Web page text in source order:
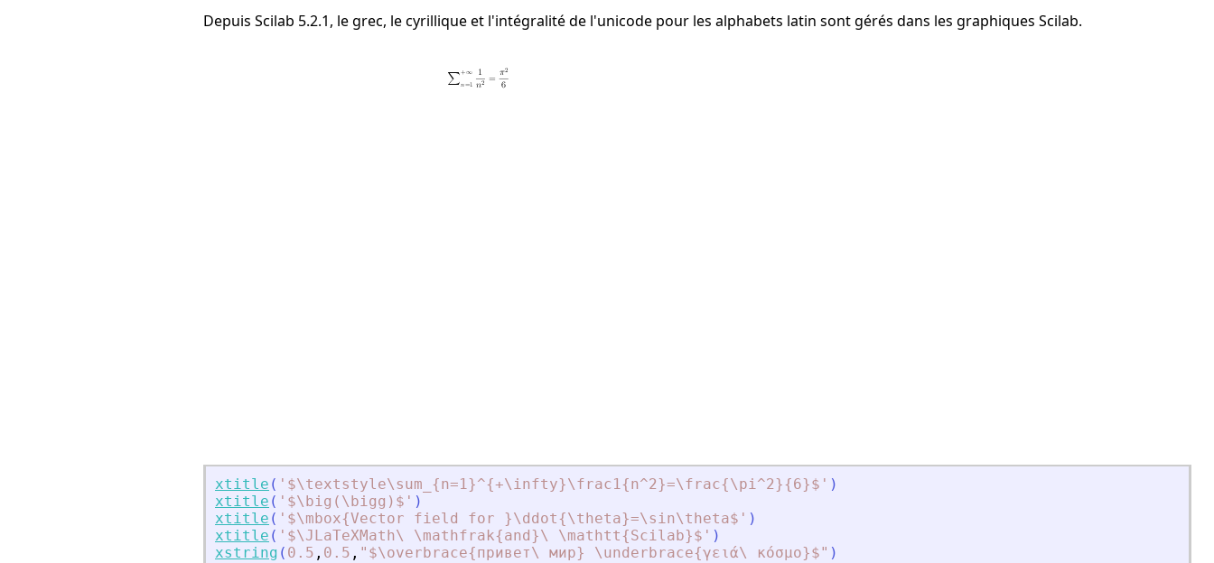
Depuis Scilab 5.2.1, le grec, le cyrillique et l'intégralité de l'unicode pour les alphabets latin sont gérés dans les graphiques Scilab.
xtitle ( ' $\textstyle\sum_{n=1}^{+\infty}\frac1{n^2}=\frac{\pi^2}{6}$ ' )
xtitle ( ' $\big(\bigg)$ ' )
xtitle ( ' $\mbox{Vector field for }\ddot{\theta}=\sin\theta$ ' )
xtitle ( ' $\JLaTeXMath\ \mathfrak{and}\ \mathtt{Scilab}$ ' )
xstring ( 0.5 , 0.5 , " $\overbrace{привет\ мир} \underbrace{γειά\ κόσμο}$" )